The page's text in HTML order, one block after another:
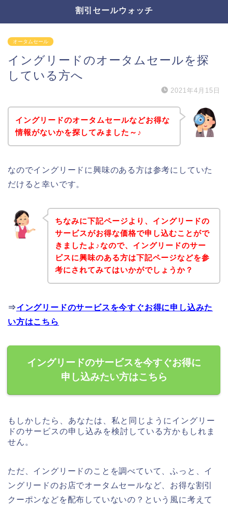
割引セールウォッチ
オータムセール
イングリードのオータムセールを探
している方へ
2021年4月15日
イングリードのオータムセールなどお得な
情報がないかを探してみました～♪
なのでイングリードに興味のある方は参考にしていた
だけると幸いです。
ちなみに下記ページより、イングリードの
サービスがお得な価格で申し込むことがで
きましたよ♪なので、イングリードのサー
ビスに興味のある方は下記ページなどを参
考にされてみてはいかがでしょうか？
⇒イングリードのサービスを今すぐお得に申し込みた
い方はこちら
イングリードのサービスを今すぐお得に
申し込みたい方はこちら
もしかしたら、あなたは、私と同じようにイングリー
ドのサービスの申し込みを検討している方かもしれま
せん。
ただ、イングリードのことを調べていて、ふっと、イ
ングリードのお店でオータムセールなど、お得な割引
クーポンなどを配布していないの？という風に考えて